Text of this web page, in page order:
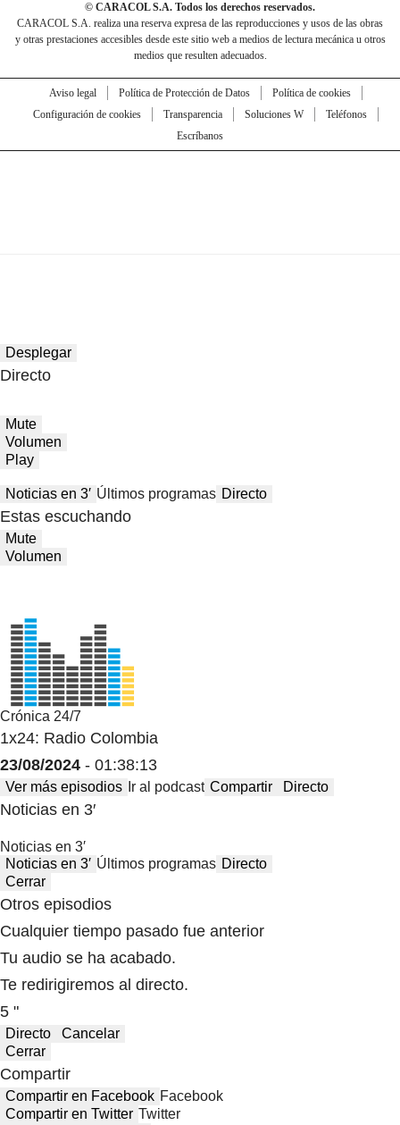
© CARACOL S.A. Todos los derechos reservados.
CARACOL S.A. realiza una reserva expresa de las reproducciones y usos de las obras
y otras prestaciones accesibles desde este sitio web a medios de lectura mecánica u otros
medios que resulten adecuados.
Aviso legal Política de Protección de Datos
Política de cookies
Configuración de cookies
Transparencia Soluciones W
Teléfonos
Escríbanos
Desplegar
Directo
Mute
Volumen
Play
Noticias en 3′ Últimos programas Directo
Estas escuchando
Mute
Volumen
Crónica 24/7
1x24: Radio Colombia
23/08/2024 - 01:38:13
Ver más episodios Ir al podcast Compartir Directo
Noticias en 3′
Noticias en 3′
Noticias en 3′ Últimos programas Directo
Cerrar
Otros episodios
Cualquier tiempo pasado fue anterior
Tu audio se ha acabado.
Te redirigiremos al directo.
5 "
Directo
Cancelar
Cerrar
Compartir
Compartir en Facebook Facebook
Compartir en Twitter Twitter